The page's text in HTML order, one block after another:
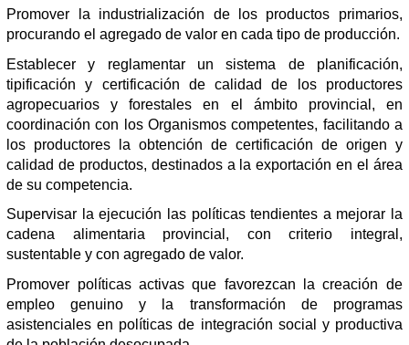
Promover la industrialización de los productos primarios,
procurando el agregado de valor en cada tipo de producción.
Establecer y reglamentar un sistema de planificación,
tipificación y certificación de calidad de los productores
agropecuarios y forestales en el ámbito provincial, en
coordinación con los Organismos competentes, facilitando a
los productores la obtención de certificación de origen y
calidad de productos, destinados a la exportación en el área
de su competencia.
Supervisar la ejecución las políticas tendientes a mejorar la
cadena alimentaria provincial, con criterio integral,
sustentable y con agregado de valor.
Promover políticas activas que favorezcan la creación de
empleo genuino y la transformación de programas
asistenciales en políticas de integración social y productiva